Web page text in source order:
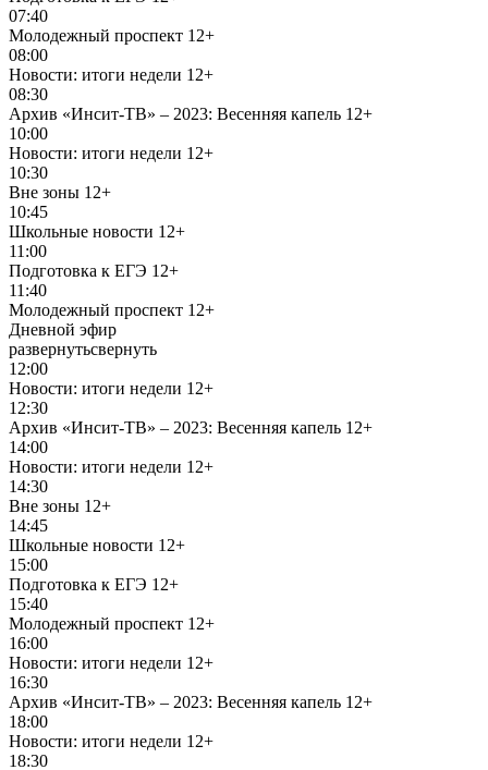
07:40
Молодежный проспект 12+
08:00
Новости: итоги недели 12+
08:30
Архив «Инсит-ТВ» – 2023: Весенняя капель 12+
10:00
Новости: итоги недели 12+
10:30
Вне зоны 12+
10:45
Школьные новости 12+
11:00
Подготовка к ЕГЭ 12+
11:40
Молодежный проспект 12+
Дневной эфир
развернутьсвернуть
12:00
Новости: итоги недели 12+
12:30
Архив «Инсит-ТВ» – 2023: Весенняя капель 12+
14:00
Новости: итоги недели 12+
14:30
Вне зоны 12+
14:45
Школьные новости 12+
15:00
Подготовка к ЕГЭ 12+
15:40
Молодежный проспект 12+
16:00
Новости: итоги недели 12+
16:30
Архив «Инсит-ТВ» – 2023: Весенняя капель 12+
18:00
Новости: итоги недели 12+
18:30